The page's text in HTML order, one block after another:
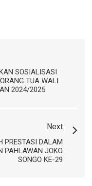
SOSIALISASI
TUA WALI
2024/2025
Next
PRESTASI DALAM
PAHLAWAN JOKO
SONGO KE-29